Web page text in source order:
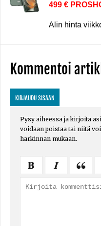
499 €
Alin hinta
Kommentoi
KIRJAUDU SISÄÄN
Pysy aiheessa ja kirjoita
voidaan poistaa tai niitä
harkinnan mukaan.